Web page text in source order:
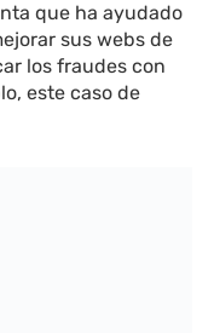
que ha ayudado
sus webs de
los fraudes con
este caso de